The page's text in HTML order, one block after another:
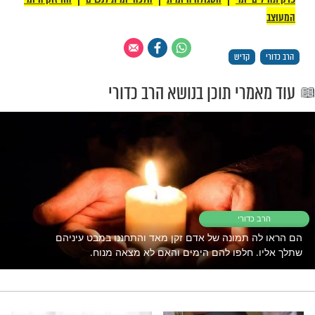
שתסב לאדם נחת ומרגוע גם בהיותו
ואף לאחר מותו היא קיום מצוות, עשיית חסד,
ודרך ארץ. הם הדברים שיתנו לכולנו נחת
בדיוק בזמן שנצטרך להם...
הקדוש: "הנה, צריך האדם בעת קיומו כל
או בהתעסקות בתורה, או כשמתפלל את
שמח וטוב לב, יותר מכאשר מרוויח או
אלפים דינרי זהב" (שער רוח הקודש, דף ו